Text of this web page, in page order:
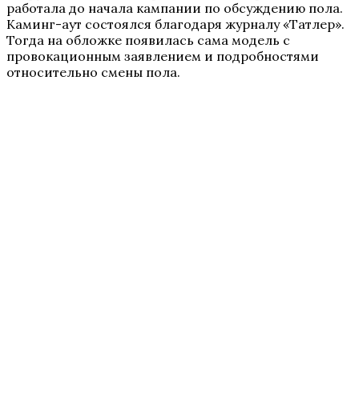
работала до начала кампании по обсуждению пола.
Каминг-аут состоялся благодаря журналу «Татлер».
Тогда на обложке появилась сама модель с
провокационным заявлением и подробностями
относительно смены пола.